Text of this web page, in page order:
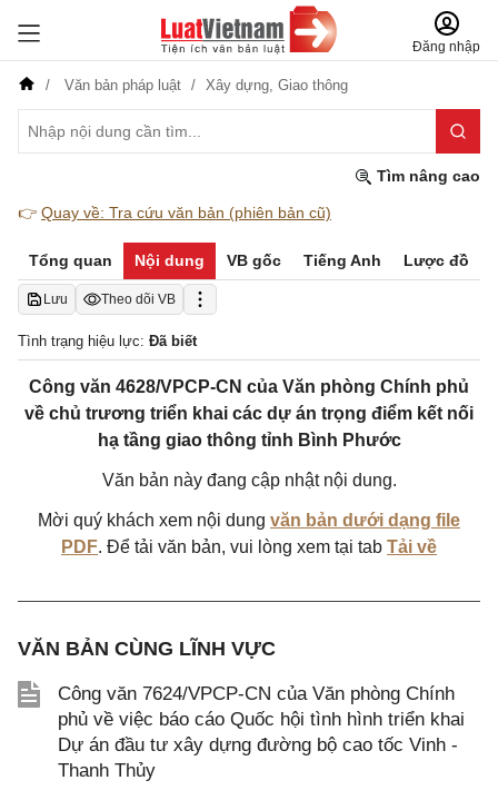
Đăng nhập
Văn bản pháp luật Xây dựng, Giao thông
Tìm nâng cao
👉 Quay về: Tra cứu văn bản (phiên bản cũ)
Tổng quan Nội dung VB gốc Tiếng Anh Lược đồ
Lưu Theo dõi VB
Tình trạng hiệu lực: Đã biết
Công văn 4628/VPCP-CN của Văn phòng Chính phủ
về chủ trương triển khai các dự án trọng điểm kết nối
hạ tầng giao thông tỉnh Bình Phước
Văn bản này đang cập nhật nội dung.
Mời quý khách xem nội dung văn bản dưới dạng file
PDF. Để tải văn bản, vui lòng xem tại tab Tải về
VĂN BẢN CÙNG LĨNH VỰC
Công văn 7624/VPCP-CN của Văn phòng Chính
phủ về việc báo cáo Quốc hội tình hình triển khai
Dự án đầu tư xây dựng đường bộ cao tốc Vinh -
Thanh Thủy